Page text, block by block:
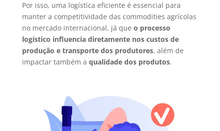
Por isso, uma logística eficiente é essencial para
manter a competitividade das commodities agrícolas
no mercado internacional, já que o processo
logístico influencia diretamente nos custos de
produção e transporte dos produtores, além de
impactar também a qualidade dos produtos.